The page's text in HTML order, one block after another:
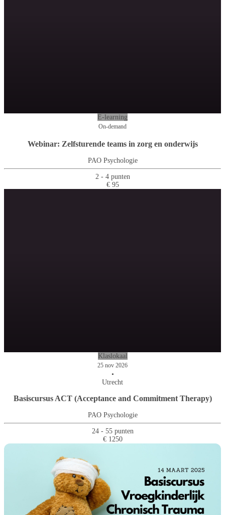
E-learning
On-demand
Webinar: Zelfsturende teams in zorg en onderwijs
PAO Psychologie
2 - 4 punten
€ 95
Klaslokaal
25 nov 2026
•
Utrecht
Basiscursus ACT (Acceptance and Commitment Therapy)
PAO Psychologie
24 - 55 punten
€ 1250